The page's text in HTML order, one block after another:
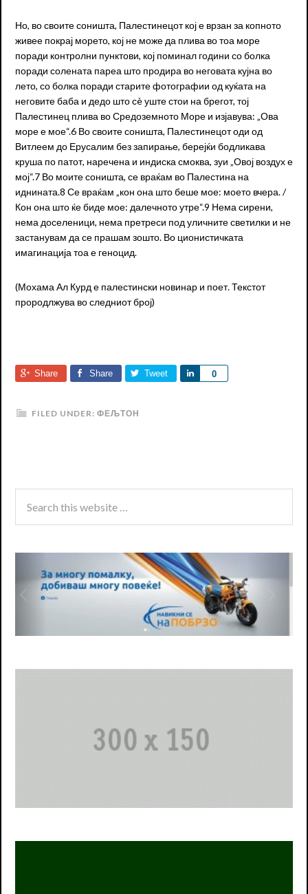
Но, во своите соништа, Палестинецот кој е врзан за копното
живее покрај морето, кој не може да плива во тоа море
поради контролни пунктови, кој поминал години со болка
поради солената пареа што продира во неговата кујна во
лето, со болка поради старите фотографии од куќата на
неговите баба и дедо што сè уште стои на брегот, тој
Палестинец плива во Средоземното Море и изјавува: „Ова
море е мое“.6 Во своите соништа, Палестинецот оди од
Витлеем до Ерусалим без запирање, берејќи бодликава
круша по патот, наречена и индиска смоква, зуи „Овој воздух е
мој“.7 Во моите соништа, се враќам во Палестина на
иднината.8 Се враќам „кон она што беше мое: моето вчера. /
Кон она што ќе биде мое: далечното утре“.9 Нема сирени,
нема доселеници, нема претреси под уличните светилки и не
застанувам да се прашам зошто. Во ционистичката
имагинација тоа е геноцид.
(Мохама Ал Курд е палестински новинар и поет. Текстот
прородлжува во следниот број)
Share Share Tweet 0
Share
FILED UNDER: ФЕЉТОН